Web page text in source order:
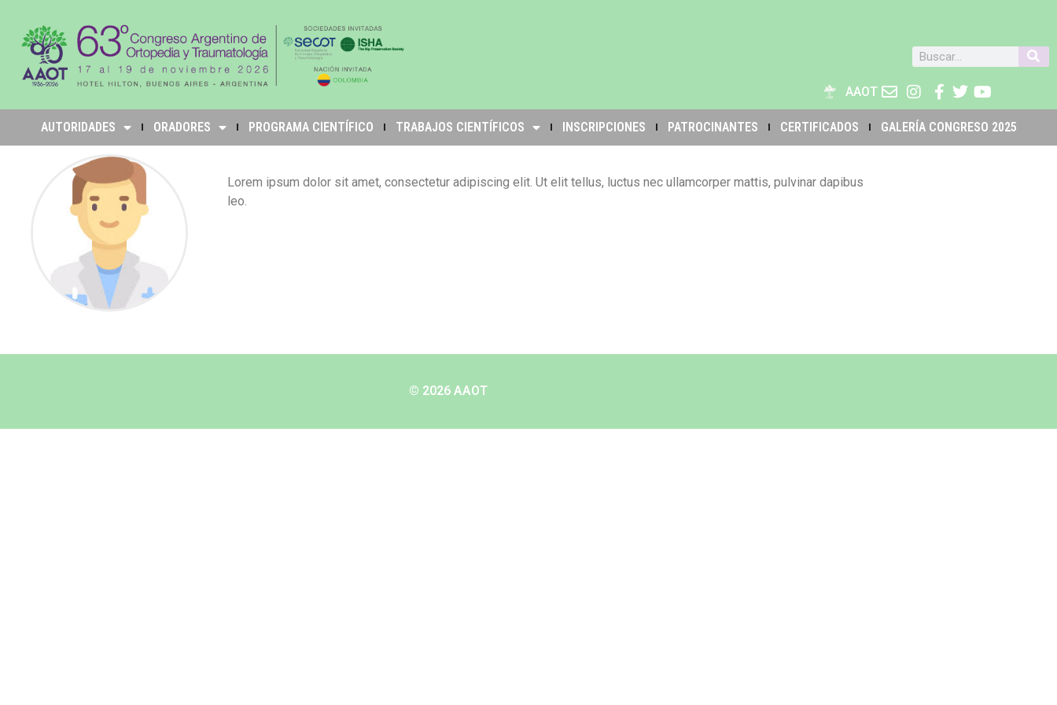
AAOT
AUTORIDADES ORADORES PROGRAMA CIENTÍFICO TRABAJOS CIENTÍFICOS INSCRIPCIONES PATROCINANTES CERTIFICADOS GALERÍA CONGRESO 2025
Lorem ipsum dolor sit amet, consectetur adipiscing elit. Ut elit tellus, luctus nec ullamcorper mattis, pulvinar dapibus
leo.
© 2026 AAOT